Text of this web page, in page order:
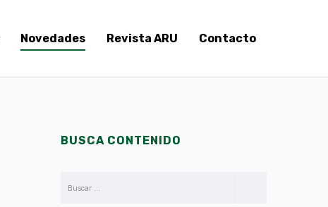
Novedades Revista ARU Contacto
BUSCA CONTENIDO